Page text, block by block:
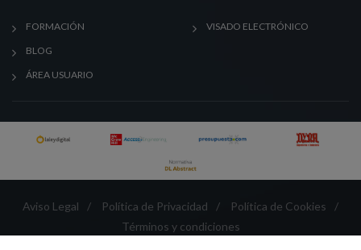
FORMACIÓN
BLOG
ÁREA USUARIO
VISADO ELECTRÓNICO
Aviso Legal / Política de Privacidad / Política de Cookies
/
Términos y condiciones